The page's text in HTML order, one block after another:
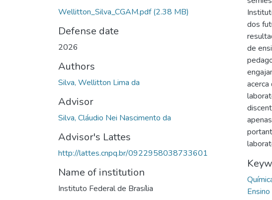
Wellitton_Silva_CGAM.pdf(2.38 MB)
Defense date
2026
Authors
Silva, Wellitton Lima da
Advisor
Silva, Cláudio Nei Nascimento da
Advisor's Lattes
http://lattes.cnpq.br/0922958038733601
Name of institution
Instituto Federal de Brasília
dos
de